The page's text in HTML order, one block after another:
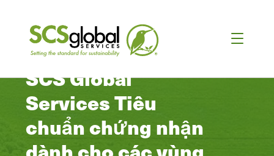
SCS Global
Services Tiêu
chuẩn chứng nhận